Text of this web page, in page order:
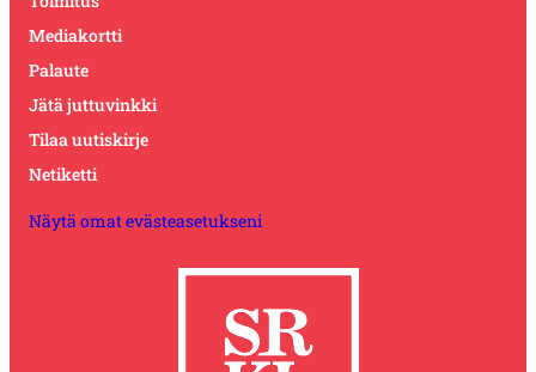
Mediakortti
Palaute
Jätä juttuvinkki
Tilaa uutiskirje
Netiketti
Näytä omat evästeasetukseni